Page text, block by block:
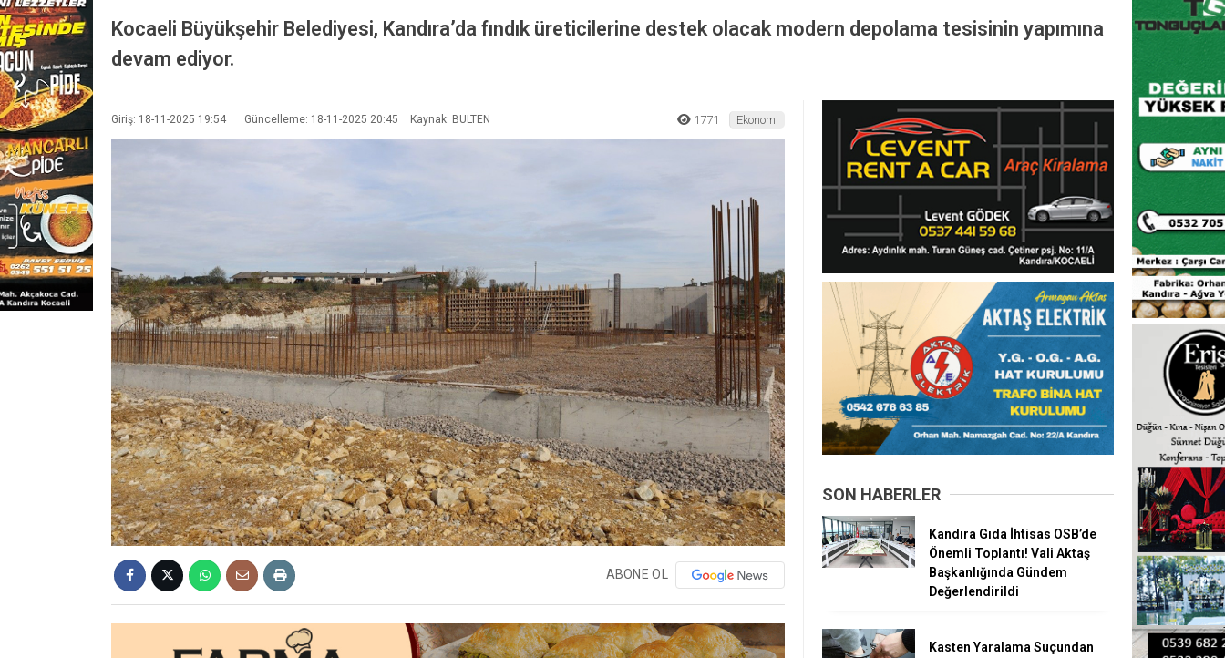
Kocaeli Büyükşehir Belediyesi, Kandıra’da fındık üreticilerine destek olacak modern depolama tesisinin yapımına
devam ediyor.
Giriş: 18-11-2025 19:54 Güncelleme: 18-11-2025 20:45 Kaynak: BULTEN 1771 Ekonomi
ABONE OL
SON HABERLER
Kandıra Gıda İhtisas OSB’de
Önemli Toplantı! Vali Aktaş
Başkanlığında Gündem
Değerlendirildi
Kasten Yaralama Suçundan